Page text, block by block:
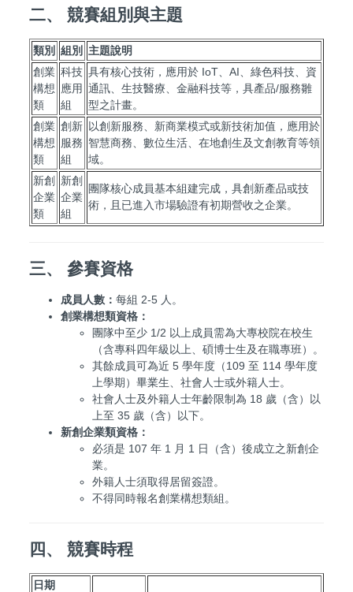
二、 競賽組別與主題
類別 組別
主題說明
創業
構想
類
科技
應用
組
具有核心技術，應用於 IoT、AI、綠色科技、資
通訊、生技醫療、金融科技等，具產品/服務雛
型之計畫。
創業
構想
類
創新
服務
組
以創新服務、新商業模式或新技術加值，應用於
智慧商務、數位生活、在地創生及文創教育等領
域。
新創
企業
類
新創
企業
組
團隊核心成員基本組建完成，具創新產品或技
術，且已進入市場驗證有初期營收之企業。
三、 參賽資格
成員人數： 每組 2-5 人。
創業構想類資格：
團隊中至少 1/2 以上成員需為大專校院在校生
（含專科四年級以上、碩博士生及在職專班）。
其餘成員可為近 5 學年度（109 至 114 學年度
上學期）畢業生、社會人士或外籍人士。
社會人士及外籍人士年齡限制為 18 歲（含）以
上至 35 歲（含）以下。
新創企業類資格：
必須是 107 年 1 月 1 日（含）後成立之新創企
業。
外籍人士須取得居留簽證。
不得同時報名創業構想類組。
四、 競賽時程
日期